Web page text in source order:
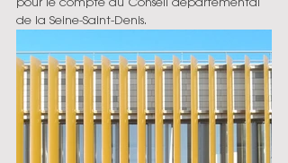
de la Seine-Saint-Denis.